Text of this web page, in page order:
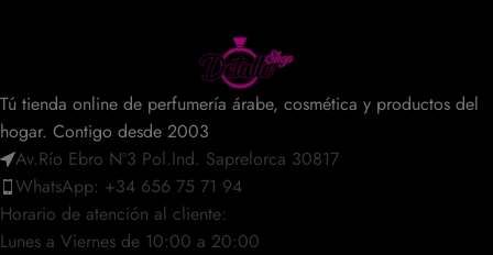
Tú tienda online de perfumería árabe, cosmética y productos del
hogar. Contigo desde 2003
Av.Río Ebro Nº3 Pol.Ind. Saprelorca 30817
WhatsApp: +34 656 75 71 94
Horario de atención al cliente:
Lunes a Viernes de 10:00 a 20:00